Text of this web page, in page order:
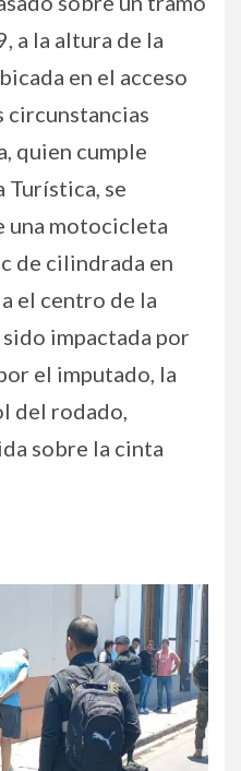
a la altura de la
en el acceso
circunstancias
quien cumple
Turística, se
una motocicleta
de cilindrada en
el centro de la
impactada por
el imputado, la
del rodado,
sobre la cinta